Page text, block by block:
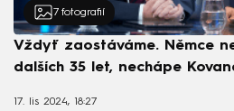
7 fotografií
Vždyť zaostáváme. Němce
dalších 35 let, nechápe
17. lis 2024, 18:27